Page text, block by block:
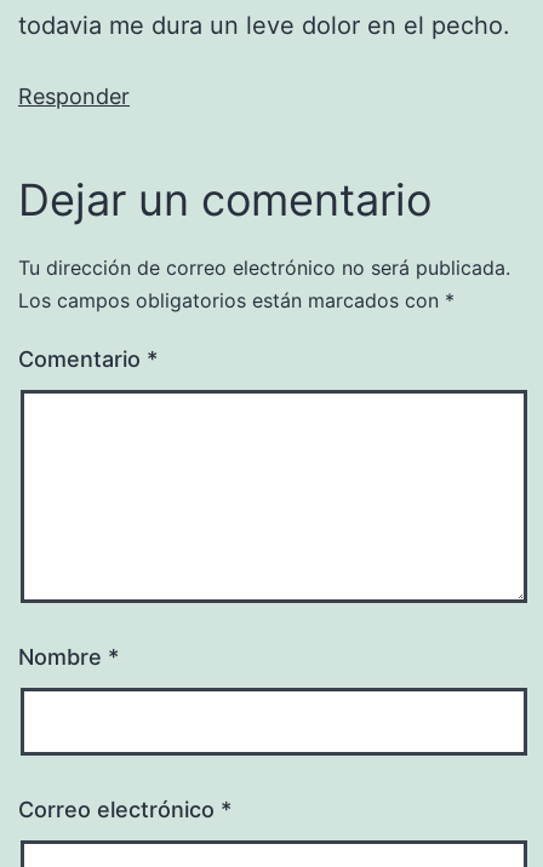
todavia me dura un leve dolor en el pecho.
Responder
Dejar un comentario
Tu dirección de correo electrónico no será publicada.
Los campos obligatorios están marcados con *
Comentario *
Nombre *
Correo electrónico *